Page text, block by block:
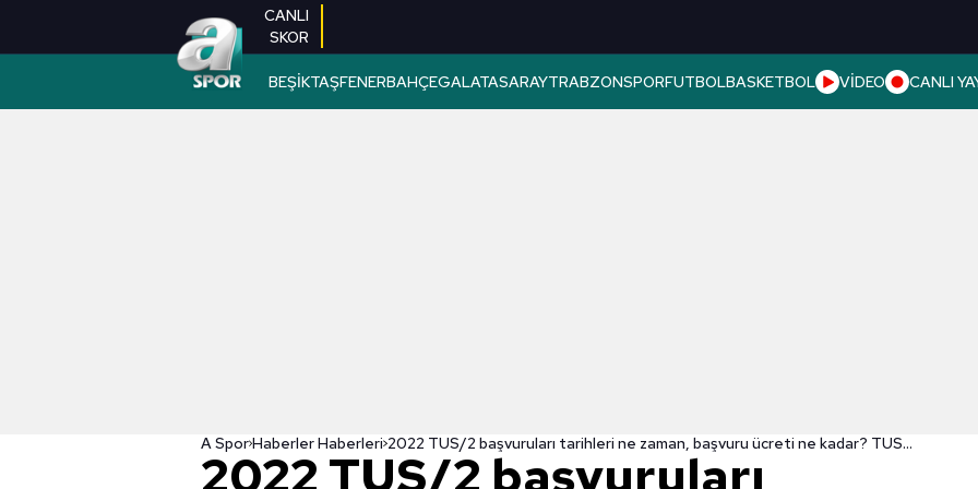
CANLI
SKOR
BEŞİKTAŞFENERBAHÇEGALATASARAYTRABZONSPORFUTBOLBASKETBOL VİDEO CANLI
A SporHaberler Haberleri 2022 TUS/2 başvuruları tarihleri ne zaman, başvuru ücreti ne kadar? TUS kaç soru, kaç dakika? TUS 2. dönem ne zaman yapılacak?
2022 TUS/2 başvuruları